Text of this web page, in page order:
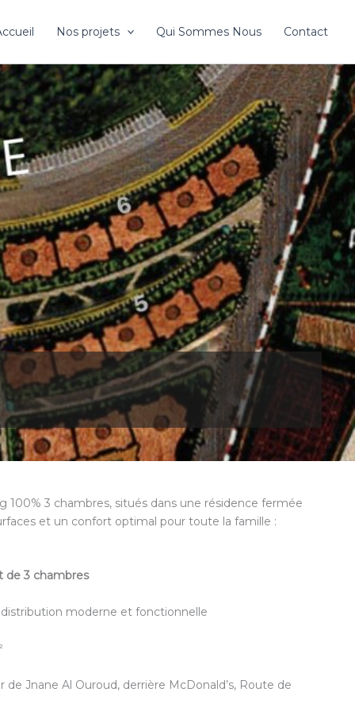
Nos projets Qui Sommes Nous Contact
3 chambres, situés dans une résidence fermée
et un confort optimal pour toute la famille :
de 3 chambres
moderne et fonctionnelle
Jnane Al Ouroud, derrière McDonald’s, Route de